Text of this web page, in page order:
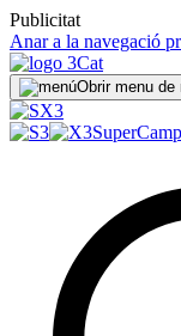
Publicitat
Anar a la navegació
Obrir menu de